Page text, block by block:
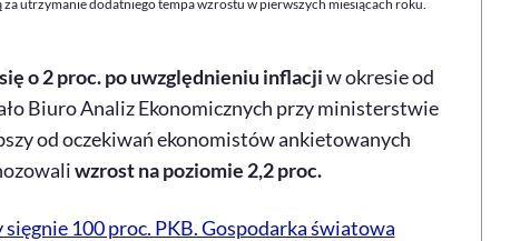
utrzymanie dodatniego tempa wzrostu w pierwszych miesiącach roku.
o 2 proc. po uwzględnieniu inflacjiw okresie od
Biuro Analiz Ekonomicznych przy ministerstwie
od oczekiwań ekonomistów ankietowanych
wzrost na poziomie 2,2 proc.
100 proc. PKB. Gospodarka światowa